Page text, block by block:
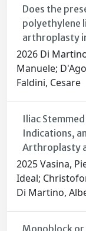
Does the
polyethylene
arthroplasty
2026 Di
Manuele;
Faldini, Cesare
Iliac
Indications,
Arthroplasty
2025 Vasina,
Ideal;
Di Martino,